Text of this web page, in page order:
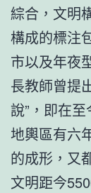
綜合，文明
構成的標注
市以及年夜
長教師曾提
說”，即在
地輿區有六
的成形，又
文明距今